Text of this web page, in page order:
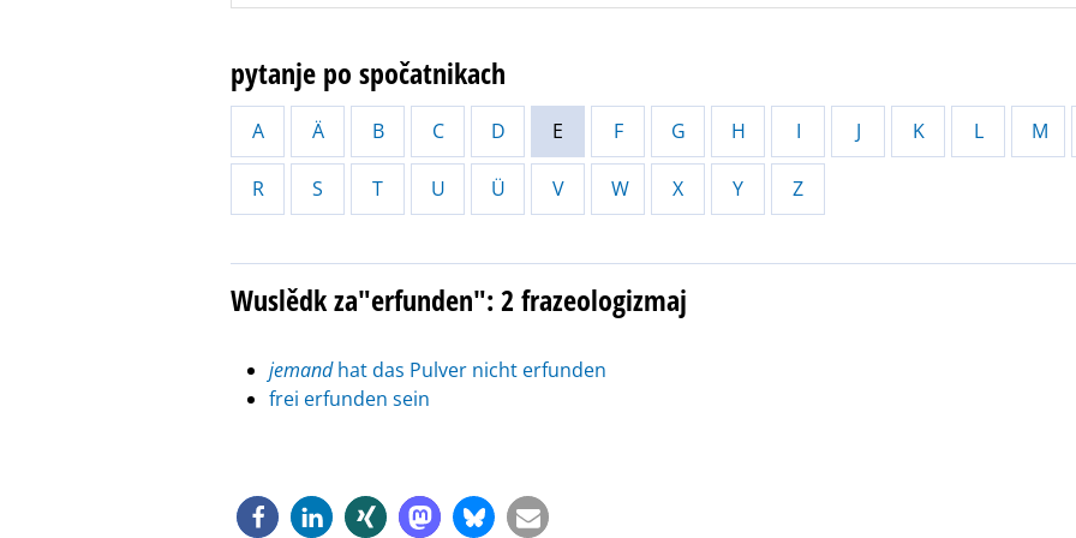
pytanje po spočatnikach
A Ä B C D E F G H I J K L M
R S T U Ü V W X Y Z
Wuslědk za"erfunden": 2 frazeologizmaj
jemandhat das Pulver nicht erfunden
frei erfunden sein